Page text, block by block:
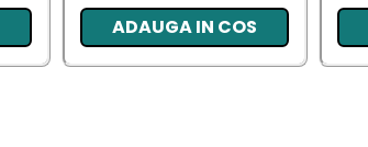
ADAUGA IN COS